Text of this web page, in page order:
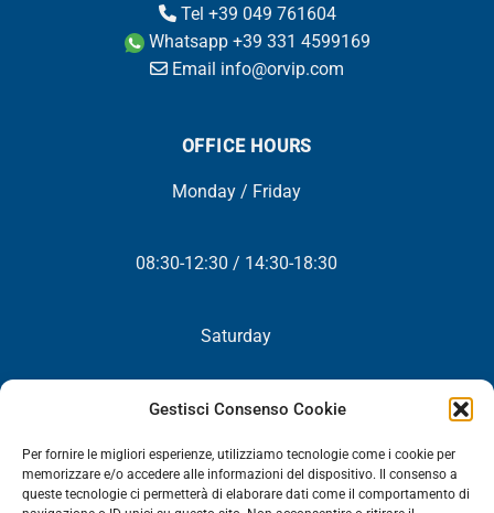
Gestisci Consenso Cookie
Per fornire le migliori esperienze, utilizziamo tecnologie come i cookie per
memorizzare e/o accedere alle informazioni del dispositivo. Il consenso a
queste tecnologie ci permetterà di elaborare dati come il comportamento di
Tel +39 049 761604
Whatsapp +39 331 4599169
Email info@orvip.com
OFFICE HOURS
Monday / Friday
08:30-12:30 / 14:30-18:30
Saturday
Closed
NEWSLETTER